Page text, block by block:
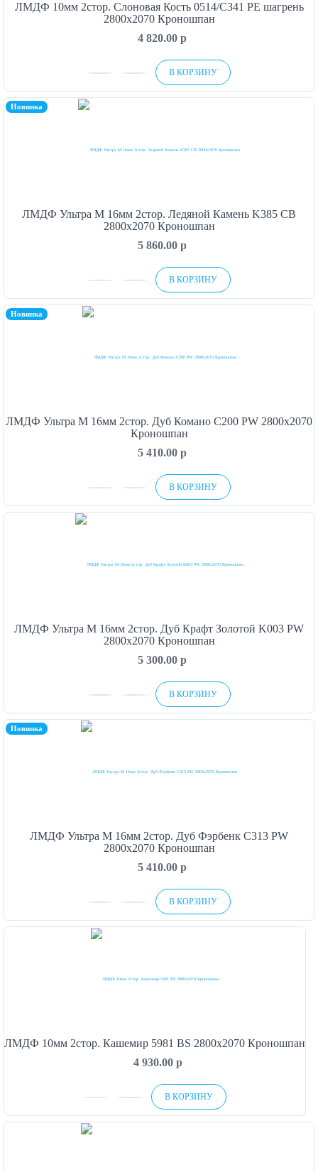
ЛМДФ 10мм 2стор. Слоновая Кость 0514/С341 PE шагрень
2800х2070 Кроношпан
4 820.00 p
В КОРЗИНУ
Новинка
ЛМДФ Ультра М 16мм 2стор. Ледяной Камень K385 CB
2800х2070 Кроношпан
5 860.00 p
В КОРЗИНУ
Новинка
ЛМДФ Ультра М 16мм 2стор. Дуб Комано C200 PW 2800х2070
Кроношпан
5 410.00 p
В КОРЗИНУ
ЛМДФ Ультра М 16мм 2стор. Дуб Крафт Золотой K003 PW
2800х2070 Кроношпан
5 300.00 p
В КОРЗИНУ
Новинка
ЛМДФ Ультра М 16мм 2стор. Дуб Фэрбенк C313 PW
2800х2070 Кроношпан
5 410.00 p
В КОРЗИНУ
ЛМДФ 10мм 2стор. Кашемир 5981 BS 2800х2070 Кроношпан
4 930.00 p
В КОРЗИНУ